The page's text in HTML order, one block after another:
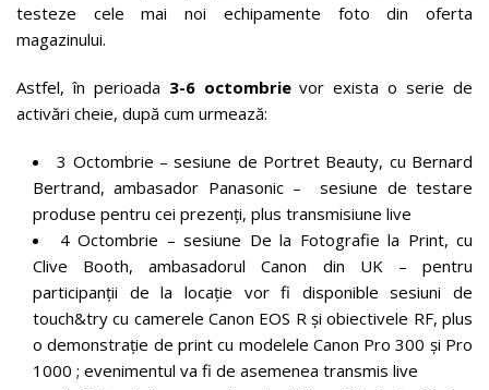
testeze cele mai noi echipamente foto din oferta
magazinului.
Astfel, în perioada 3-6 octombrievor exista o serie de
activări cheie, după cum urmează:
3 Octombrie – sesiune de Portret Beauty, cu Bernard
Bertrand, ambasador Panasonic – sesiune de testare
produse pentru cei prezenţi, plus transmisiune live
4 Octombrie – sesiune De la Fotografie la Print, cu
Clive Booth, ambasadorul Canon din UK – pentru
participanţii de la locaţie vor fi disponible sesiuni de
touch&try cu camerele Canon EOS R și obiectivele RF, plus
o demonstrație de print cu modelele Canon Pro 300 și Pro
1000 ; evenimentul va fi de asemenea transmis live